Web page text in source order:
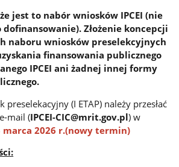
jest to nabór wniosków IPCEI (nie
Złożenie koncepcji
naboru wniosków preselekcyjnych
finansowania publicznego
IPCEI ani żadnej innej formy
preselekacyjny (I ETAP) należy przesłać
mail (IPCEI-CIC@mrit.gov.pl) w
marca 2026 r.(nowy termin)